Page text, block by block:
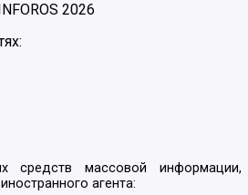
INFOROS 2026
средств массовой информации,
агента: